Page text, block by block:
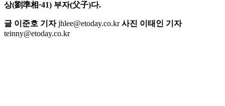
상(劉準相·41) 부자(父子)다.
글 이준호 기자jhlee@etoday.co.kr사진 이태인 기자
teinny@etoday.co.kr